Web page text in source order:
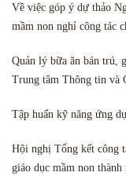
Về việc góp ý dự thảo
mầm non nghỉ công tác
Quản lý bữa ăn bán trú,
Trung tâm Thông tin và
Tập huấn kỹ năng ứng
Hội nghị Tổng kết công
giáo dục mầm non